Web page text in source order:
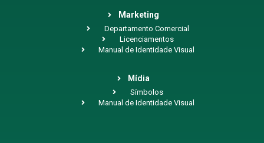
Marketing
Departamento Comercial
Licenciamentos
Manual de Identidade Visual
Mídia
Símbolos
Manual de Identidade Visual